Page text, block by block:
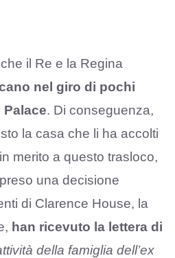
il Re e la Regina
nel giro di pochi
. Di conseguenza,
la casa che li ha accolti
merito a questo trasloco,
una decisione
di Clarence House, la
han ricevuto la lettera di
della famiglia dell’ex